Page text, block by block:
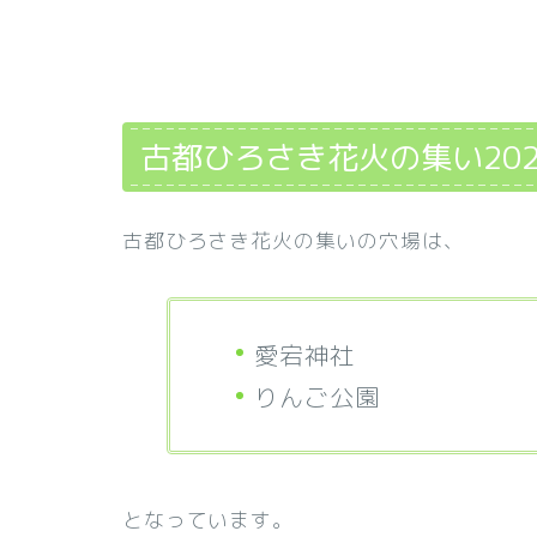
古都ひろさき花火の集い
古都ひろさき花火の集いの穴場は、
愛宕神社
りんご公園
となっています。